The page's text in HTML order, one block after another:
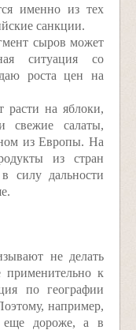
именно из тех
санкции.
сыров может
ситуация со
роста цен на
расти на яблоки,
свежие салаты,
из Европы. На
из стран
силу дальности
не делать
к
по географии
например,
еще дороже, а в